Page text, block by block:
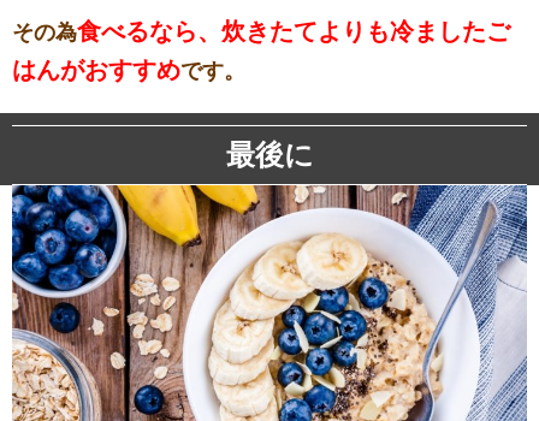
その為食べるなら、炊きたてよりも冷ましたご
はんがおすすめです。
最後に